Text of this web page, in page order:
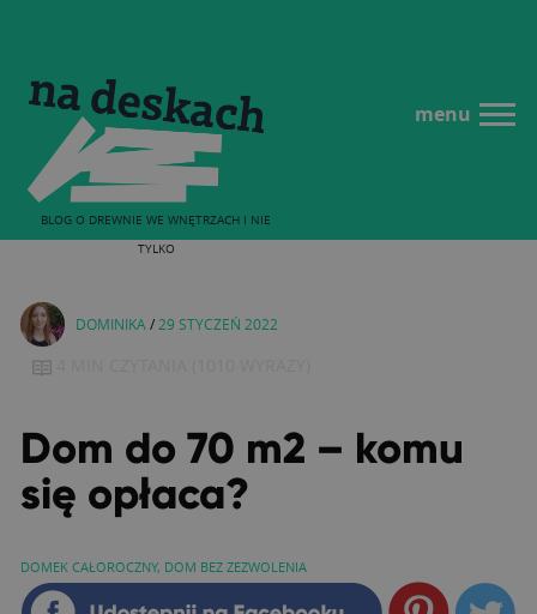
BLOG O DREWNIE WE WNĘTRZACH I NIE
TYLKO
menu
DOMINIKA / 29 STYCZEŃ 2022
Dom do 70 m2 – komu
się opłaca?
DOMEK CAŁOROCZNY, DOM BEZ ZEZWOLENIA